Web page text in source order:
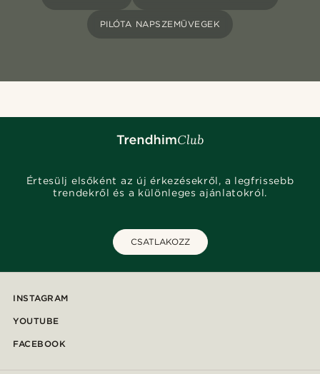
PILÓTA NAPSZEMÜVEGEK
Értesülj elsőként az új érkezésekről, a legfrissebb
trendekről és a különleges ajánlatokról.
CSATLAKOZZ
INSTAGRAM
YOUTUBE
FACEBOOK